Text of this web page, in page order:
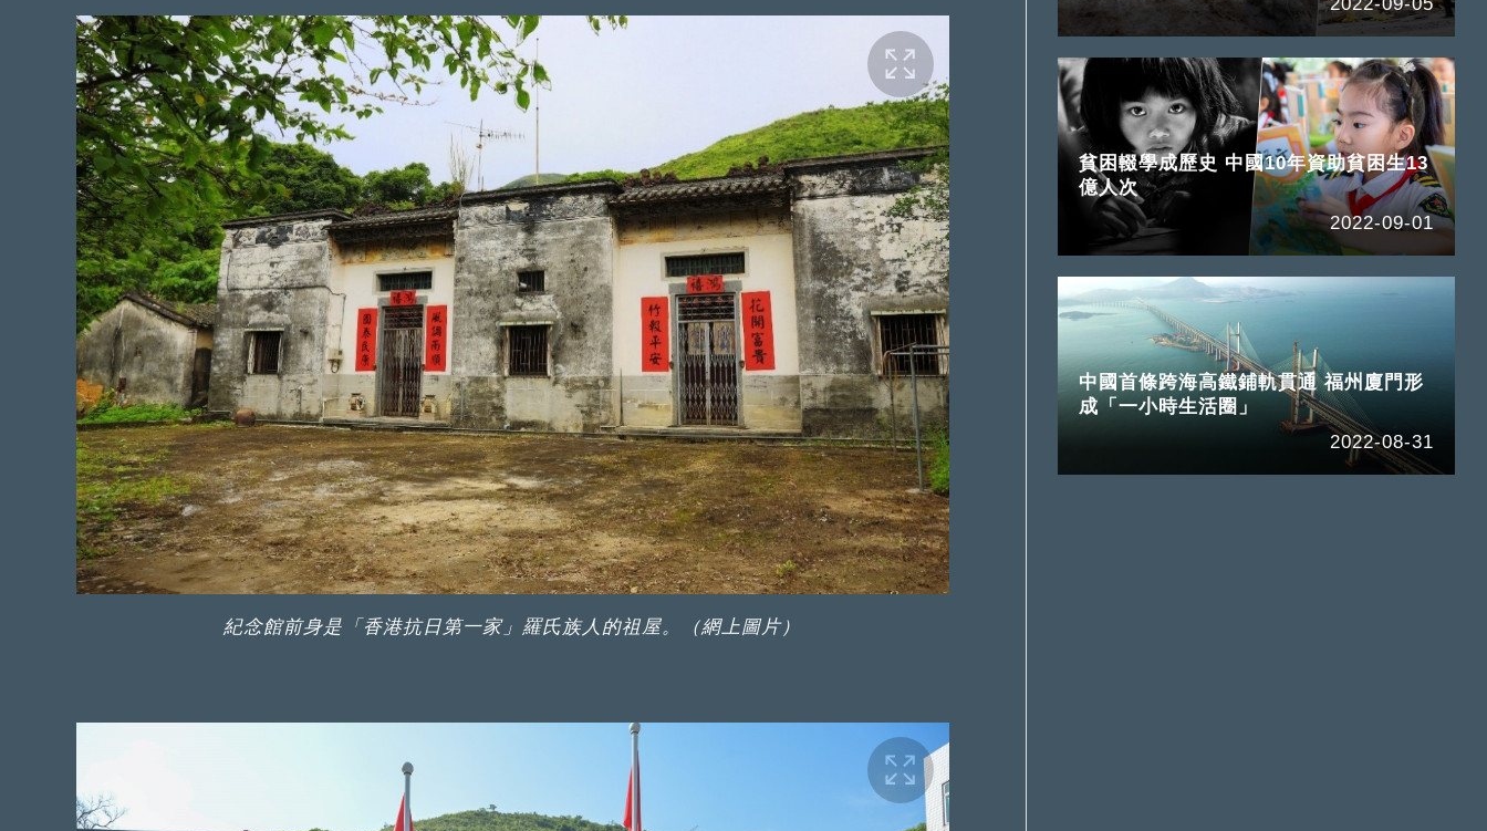
紀念館前身是「香港抗日第一家」羅氏族人的祖屋。（網上圖片）
貧困輟學成歷史 中國10年資助貧困生13
億人次
2022-09-01
中國首條跨海高鐵鋪軌貫通 福州廈門形
成「一小時生活圈」
2022-08-31